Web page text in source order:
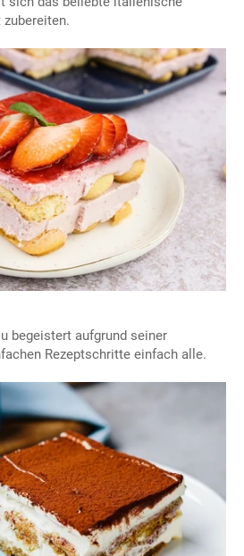
begeistert aufgrund seiner
Rezeptschritte einfach alle.